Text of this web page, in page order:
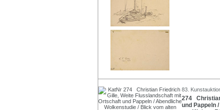
83.
274
und Pappeln